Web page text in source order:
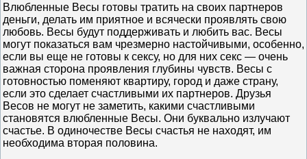
Влюбленные Весы готовы тратить на своих партнеров
деньги, делать им приятное и всячески проявлять свою
любовь. Весы будут поддерживать и любить вас. Весы
могут показаться вам чрезмерно настойчивыми, особенно,
если вы еще не готовы к сексу, но для них секс — очень
важная сторона проявления глубины чувств. Весы с
готовностью поменяют квартиру, город и даже страну,
если это сделает счастливыми их партнеров. Друзья
Весов не могут не заметить, какими счастливыми
становятся влюбленные Весы. Они буквально излучают
счастье. В одиночестве Весы счастья не находят, им
необходима вторая половина.